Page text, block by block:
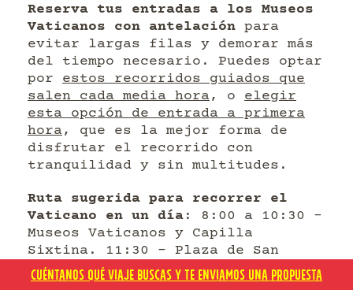
Reserva tus entradas a los Museos
Vaticanos con antelación para
evitar largas filas y demorar más
del tiempo necesario. Puedes optar
por estos recorridos guiados que
salen cada media hora , o elegir
esta opción de entrada a primera
hora , que es la mejor forma de
disfrutar el recorrido con
tranquilidad y sin multitudes.
Ruta sugerida para recorrer el
Vaticano en un día : 8:00 a 10:30 –
Museos Vaticanos y Capilla
Sixtina. 11:30 – Plaza de San
Pedro. 12:00 a 13:00 – Recorrido
por el interior de la Basílica,
CUÉNTANOS QUÉ VIAJE BUSCAS Y TE ENVIAMOS UNA PROPUESTA